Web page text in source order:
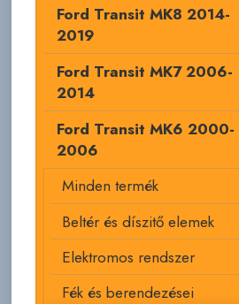
Ford Transit MK8 2014-
2019
Ford Transit MK7 2006-
2014
Ford Transit MK6 2000-
2006
Minden termék
Beltér és díszitő elemek
Elektromos rendszer
Fék és berendezései